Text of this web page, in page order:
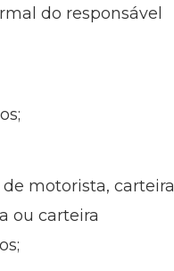
do responsável
motorista, carteira
ou carteira